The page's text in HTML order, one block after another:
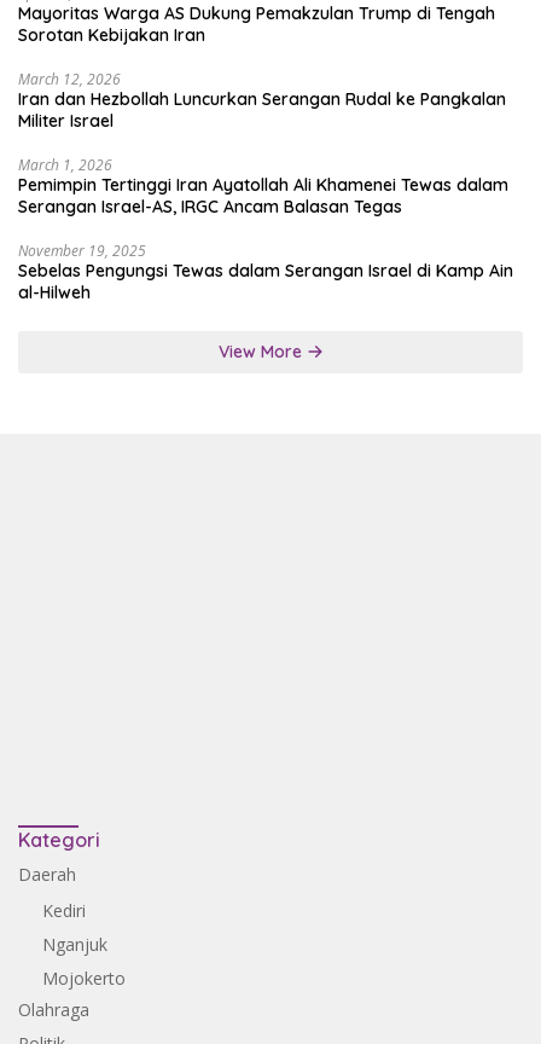
Mayoritas Warga AS Dukung Pemakzulan Trump di Tengah
Sorotan Kebijakan Iran
March 12, 2026
Iran dan Hezbollah Luncurkan Serangan Rudal ke Pangkalan
Militer Israel
March 1, 2026
Pemimpin Tertinggi Iran Ayatollah Ali Khamenei Tewas dalam
Serangan Israel-AS, IRGC Ancam Balasan Tegas
November 19, 2025
Sebelas Pengungsi Tewas dalam Serangan Israel di Kamp Ain
al-Hilweh
View More
Kategori
Daerah
Kediri
Nganjuk
Mojokerto
Olahraga